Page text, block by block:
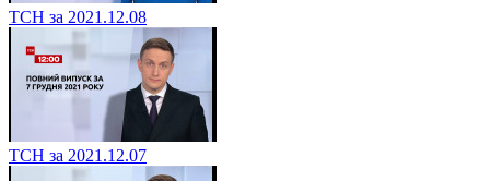
ТСН за 2021.12.08
ТСН за 2021.12.07